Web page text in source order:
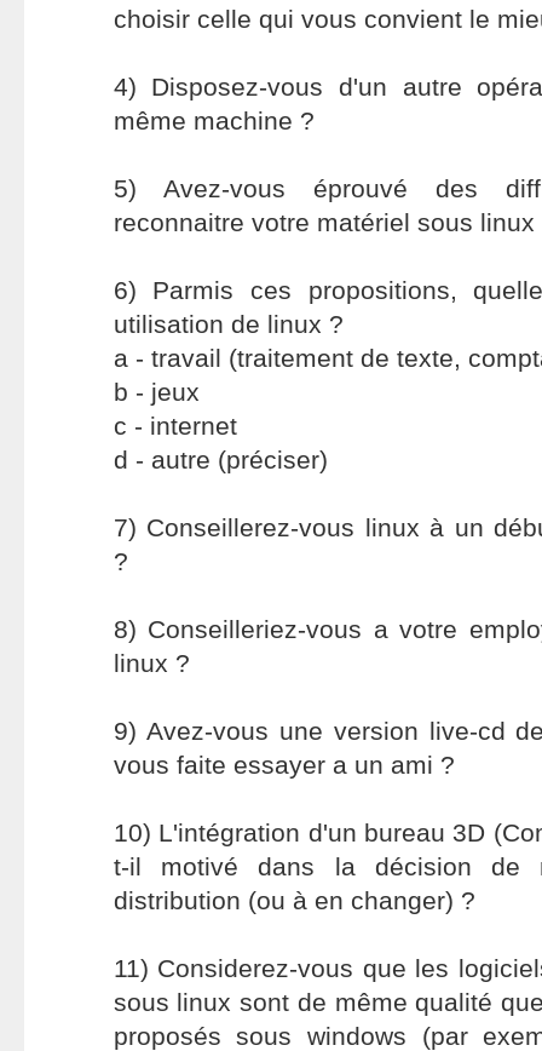
choisir celle qui vous convient le
4) Disposez-vous d'un autre
même machine ?
5) Avez-vous éprouvé des
reconnaitre votre matériel sous linux
6) Parmis ces propositions,
utilisation de linux ?
a - travail (traitement de texte,
b - jeux
c - internet
d - autre (préciser)
7) Conseillerez-vous linux à un
?
8) Conseilleriez-vous a votre
linux ?
9) Avez-vous une version live-cd
vous faite essayer a un ami ?
10) L'intégration d'un bureau 3D
t-il motivé dans la décision de
distribution (ou à en changer) ?
11) Considerez-vous que les
sous linux sont de même qualité
proposés sous windows (par